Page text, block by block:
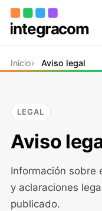
Inicio
El grupo
Contacto
Inicio Aviso legal
LEGAL
Aviso
Información sobre
y aclaraciones
publicado.